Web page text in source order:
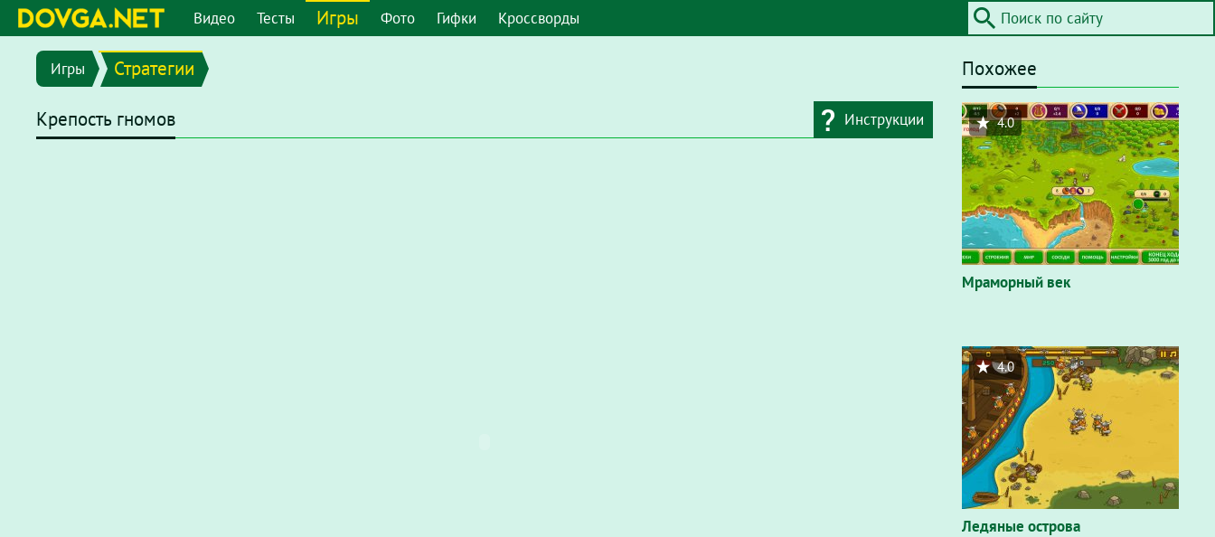
Видео Тесты Игры Фото Гифки Кроссворды
Игры Стратегии
Крепость гномов Инструкции
Похожее
Мраморный век
4.0
Ледяные острова
4.0